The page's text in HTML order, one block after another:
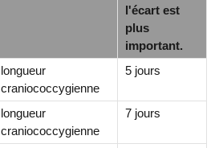
l'écart est
plus
important.
longueur
craniococcygienne
5 jours
longueur
craniococcygienne
7 jours